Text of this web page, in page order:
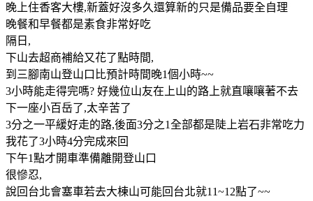
晚上住香客大樓,新蓋好沒多久還算新的只是備品要全自理
晚餐和早餐都是素食非常好吃
隔日,
下山去超商補給又花了點時間,
到三腳南山登山口比預計時間晚1個小時~~
3小時能走得完嗎? 好幾位山友在上山的路上就直嚷嚷著不去
下一座小百岳了,太辛苦了
3分之一平緩好走的路,後面3分之1全部都是陡上岩石非常吃力
我花了3小時4分完成來回
下午1點才開車準備離開登山口
很慘忍,
說回台北會塞車若去大棟山可能回台北就11~12點了~~